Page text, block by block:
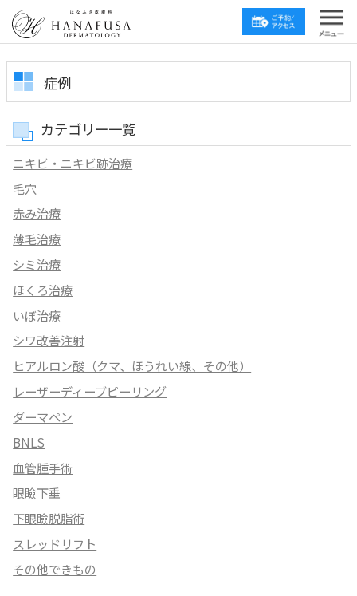
症例
カテゴリー一覧
ニキビ・ニキビ跡治療
毛穴
赤み治療
薄毛治療
シミ治療
ほくろ治療
いぼ治療
シワ改善注射
ヒアルロン酸（クマ、ほうれい線、その他）
レーザーディーブピーリング
ダーマペン
BNLS
血管腫手術
眼瞼下垂
下眼瞼脱脂術
スレッドリフト
その他できもの